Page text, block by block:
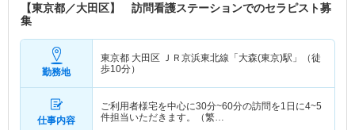
【東京都／大田区】 訪問看護ステーションでのセラピスト募
集
勤務地
東京都 大田区 ＪＲ京浜東北線「大森(東京)駅」（徒
歩10分）
仕事内容
ご利用者様宅を中心に30分~60分の訪問を1日に4~5
件担当いただきます。（繁…